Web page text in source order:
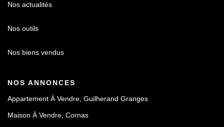
Nos actualités
Nos outils
Nos biens vendus
NOS ANNONCES
Appartement À Vendre, Guilherand Granges
Maison À Vendre, Cornas